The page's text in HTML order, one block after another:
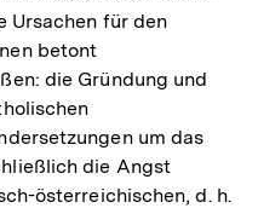
der
Fußnote
Ursachen für den
betont
die Gründung und
um das
die Angst
österreichischen, d. h.